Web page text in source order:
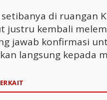
di ruangan
justru kembali
jawab konfirmasi
langsung kepada